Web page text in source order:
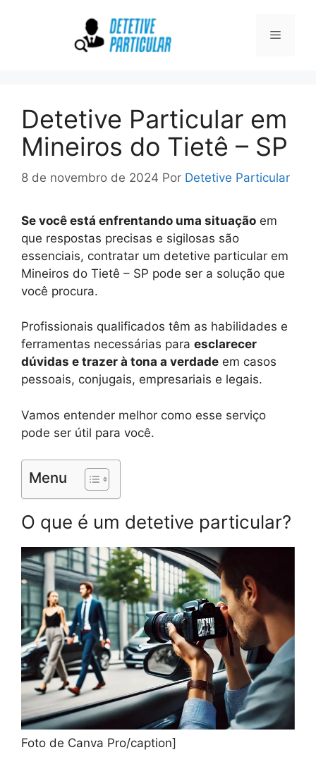
Menu
Detetive Particular em
Mineiros do Tietê – SP
8 de novembro de 2024 Por Detetive Particular
Se você está enfrentando uma situação em
que respostas precisas e sigilosas são
essenciais, contratar um detetive particular em
Mineiros do Tietê – SP pode ser a solução que
você procura.
Profissionais qualificados têm as habilidades e
ferramentas necessárias para esclarecer
dúvidas e trazer à tona a verdade em casos
pessoais, conjugais, empresariais e legais.
Vamos entender melhor como esse serviço
pode ser útil para você.
Menu
O que é um detetive particular?
Foto de Canva Pro/caption]